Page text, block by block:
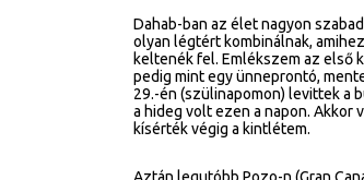
Dahab-ban az élet nagyon
olyan légtért kombinálnak,
keltenék fel. Emlékszem az első
pedig mint egy ünneprontó,
29.-én (szülinapomon) levittek a
a hideg volt ezen a napon.
kísérték végig a kintlétem.